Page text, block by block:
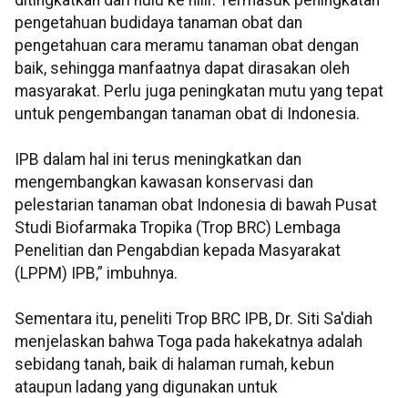
pengetahuan budidaya tanaman obat dan
pengetahuan cara meramu tanaman obat dengan
baik, sehingga manfaatnya dapat dirasakan oleh
masyarakat. Perlu juga peningkatan mutu yang tepat
untuk pengembangan tanaman obat di Indonesia.
IPB dalam hal ini terus meningkatkan dan
mengembangkan kawasan konservasi dan
pelestarian tanaman obat Indonesia di bawah Pusat
Studi Biofarmaka Tropika (Trop BRC) Lembaga
Penelitian dan Pengabdian kepada Masyarakat
(LPPM) IPB,” imbuhnya.
Sementara itu, peneliti Trop BRC IPB, Dr. Siti Sa'diah
menjelaskan bahwa Toga pada hakekatnya adalah
sebidang tanah, baik di halaman rumah, kebun
ataupun ladang yang digunakan untuk